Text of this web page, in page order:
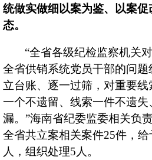
统做实做细以案为鉴、以案
态。
“全省各级纪检监察机关
全省供销系统党员干部的问题
立台账、逐一过筛，对重要
一个不遗留、线索一件不遗
漏。”海南省纪委监委相关负
全省共立案相关案件25件，
人，组织处理5人。